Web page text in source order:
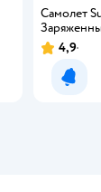
Самолет
4,9